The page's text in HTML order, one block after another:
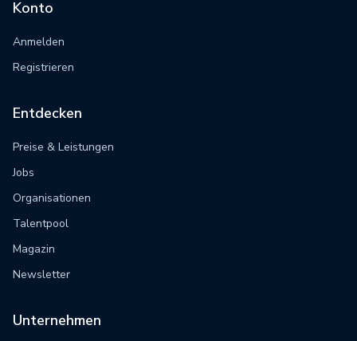
Konto
Anmelden
Registrieren
Entdecken
Preise & Leistungen
Jobs
Organisationen
Talentpool
Magazin
Newsletter
Unternehmen